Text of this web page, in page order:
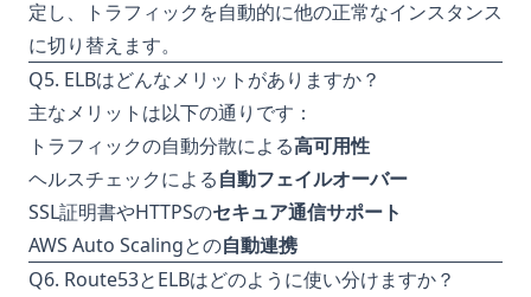
定し、トラフィックを自動的に他の正常なインスタンス
に切り替えます。
Q5. ELBはどんなメリットがありますか？
主なメリットは以下の通りです：
トラフィックの自動分散による高可用性
ヘルスチェックによる自動フェイルオーバー
SSL証明書やHTTPSのセキュア通信サポート
AWS Auto Scalingとの自動連携
Q6. Route53とELBはどのように使い分けますか？